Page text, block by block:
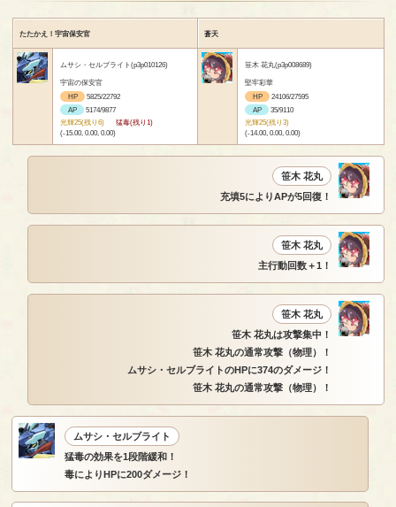
たたかえ！宇宙保安官 蒼天
ムサシ・セルブライト(p3p010126)
宇宙の保安官
HP
5825/22792
AP
5174/9877
光輝25(残り6)
猛毒(残り1)
(-15.00, 0.00, 0.00)
笹木 花丸(p3p008689)
堅牢彩華
HP
24106/27595
AP
35/9110
光輝25(残り3)
(-14.00, 0.00, 0.00)
笹木 花丸
充填5によりAPが5回復！
笹木 花丸
主行動回数＋1！
笹木 花丸
笹木 花丸は攻撃集中！
笹木 花丸の通常攻撃（物理）！
ムサシ・セルブライトのHPに374のダメージ！
笹木 花丸の通常攻撃（物理）！
ムサシ・セルブライト
猛毒の効果を1段階緩和！
毒によりHPに200ダメージ！